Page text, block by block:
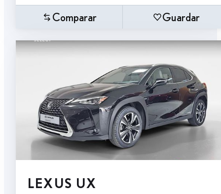
Comparar Guardar
LEXUS UX